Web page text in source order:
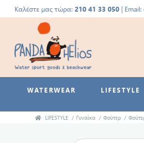
Καλέστε μας τώρα:210 41 33 050 | Email:
WATERWEAR LIFESTYLE
LIFESTYLE / Γυναίκα / Φούτερ /